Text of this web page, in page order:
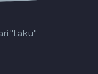
"Laku"